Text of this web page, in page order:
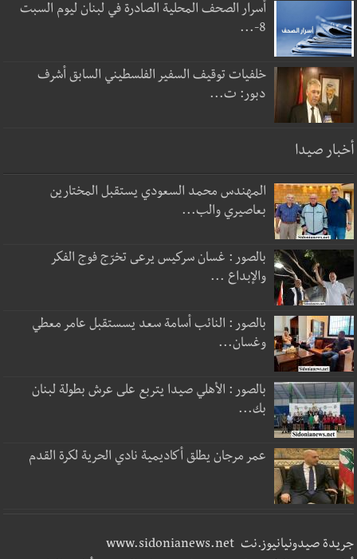
أسرار الصحف المحلية الصادرة في لبنان ليوم السبت
8-...
خلفيات توقيف السفير الفلسطيني السابق أشرف
دبور: ت...
أخبار صيدا
المهندس محمد السعودي يستقبل المختارين
بعاصيري والب...
بالصور : غسان سركيس يرعى تخرّج فوج الفكر
والإبداع ...
بالصور : النائب أسامة سعد يسستقبل عامر معطي
وغسان...
بالصور : الأهلي صيدا يتربع على عرش بطولة لبنان
بك...
عمر مرجان يطلق أكاديمية نادي الحرية لكرة القدم
جريدة صيدونيانيوز.نت www.sidonianews.net